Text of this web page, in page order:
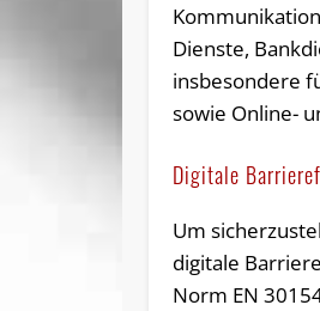
Dienste,
insbesondere
sowie Online-
Digitale
Um
digitale
Norm EN